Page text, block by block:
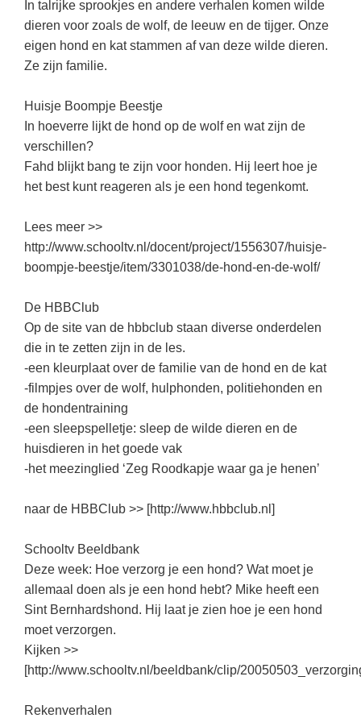
Digitaal onderwijs
Cito toets
iPad scholen
NIEUWSARCHIEF
Augustus 2026
Juni 2026
Lespakket ‘Circulaire Economie - van
verpakking tot nieuwe grondstof’
Gastles Zeebenen in de klas
Cursus Leer het heelal begrijpen
Van verdunningscalculator tot
practicumvoorbereiding: gratis online
hulpmiddelen voor science-docenten en
TOA's
DGM in de klas
Frans(34)
Engels(27)
Duits
Lichamelijke opvoeding(20)
VACATURES PER PLAATS
Amsterdam(91)
Almere (49)
Utrecht(47)
Den Haag
Dordrecht(36)
Lelystad(19)
Eindhoven(18)
Kerst kleurplaten
Woordpuzzels
LEUK IN DE KLAS
Rebussen
Biologie
Burgerschap
Economie
Engels
Frans
Fries (Frysk)
Informatica
Klassieke Talen
Letterkunde
Levensbeschouwing
Maatschappijleer
Nederlands
Rekenen / Wiskunde
Scheikunde
Sociale vaardigheden
Spaans
Boek: Kleine werelden van het zonnestelsel
Leren met klassieke muziek
Lasermachine voor het onderwijs
Onderwijs opleidingen
Gratis lesmateriaal Dove self-esteem
Ontdek Memo voor de onderbouw zelf!
op je eigen niveau
Taalzee: adaptief oefenen en toetsen
Theater als middel voor het aanleren van
sociale vaardigheden
Lesmateriaal gebaseerd op
(hersen)onderzoek
Meesterbaan onderwijsvacatures
LEERMETHODEN
Biologie
Examentraining
Media
Nederlands
Rekenen
Sociale vaardigheden
Studievaardigheden
In talrijke sprookjes en andere verhalen komen wilde
dieren voor zoals de wolf, de leeuw en de tijger. Onze
eigen hond en kat stammen af van deze wilde dieren.
Ze zijn familie.
Huisje Boompje Beestje
In hoeverre lijkt de hond op de wolf en wat zijn de
verschillen?
Fahd blijkt bang te zijn voor honden. Hij leert hoe je
het best kunt reageren als je een hond tegenkomt.
Lees meer >>
http://www.schooltv.nl/docent/project/1556307/huisje-
boompje-beestje/item/3301038/de-hond-en-de-wolf/
De HBBClub
Op de site van de hbbclub staan diverse onderdelen
die in te zetten zijn in de les.
-een kleurplaat over de familie van de hond en de kat
-filmpjes over de wolf, hulphonden, politiehonden en
de hondentraining
-een sleepspelletje: sleep de wilde dieren en de
huisdieren in het goede vak
-het meezinglied ‘Zeg Roodkapje waar ga je henen’
naar de HBBClub >> [http://www.hbbclub.nl]
Schooltv Beeldbank
Deze week: Hoe verzorg je een hond? Wat moet je
allemaal doen als je een hond hebt? Mike heeft een
Sint Bernhardshond. Hij laat je zien hoe je een hond
moet verzorgen.
Kijken >>
[http://www.schooltv.nl/beeldbank/clip/
Rekenverhalen